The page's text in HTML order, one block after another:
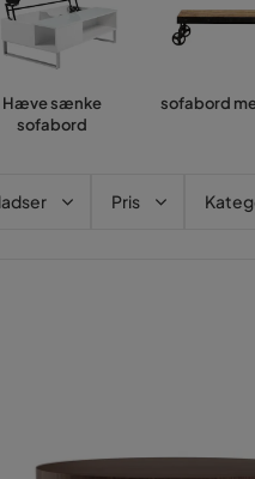
Hæve sænke
sofabord
sofabord
Pris